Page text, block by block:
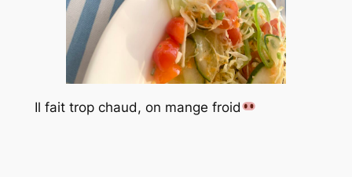
Il fait trop chaud, on mange froid